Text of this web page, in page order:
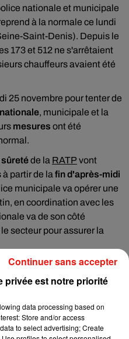
nationale et municipale
à la normale ce lundi
Saint-Denis). Depuis le
173 et 512 ne s'arrêtaient
chauffeurs avaient été
25 novembre pour tenter de
, municipale et la
mesures ont été
sûretéde la RATP vont
partir de la fin d'après-midi
municipale va opérer une
en coordination avec les
va de son côté
secteur pour assurer la
privée est notre priorité
data processing based on
Store and/or access
to select advertising; Create
Continuer sans accepter